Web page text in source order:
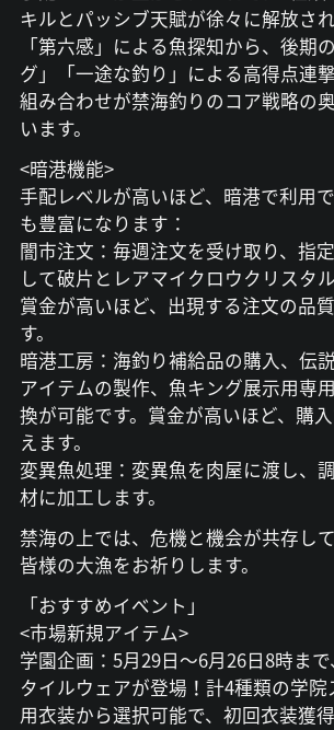
キルとパッシブ天賦が徐々に解放さ
「第六感」による魚探知から、後期
グ」「一途な釣り」による高得点連
組み合わせが禁海釣りのコア戦略の
います。
<暗港機能>
手配レベルが高いほど、暗港で利用
も豊富になります：
闇市注文：毎週注文を受け取り、指
して破片とレアマイクロウクリスタ
賞金が高いほど、出現する注文の品
す。
暗港工房：海釣り補給品の購入、伝
アイテムの製作、魚キング展示用専
換が可能です。賞金が高いほど、購
えます。
変異魚処理：変異魚を肉屋に渡し、
材に加工します。
禁海の上では、危機と機会が共存し
皆様の大漁をお祈りします。
「おすすめイベント」
<市場新規アイテム>
学園企画：5月29日～6月26日8時ま
タイルウェアが登場！計4種類の学院
用衣装から選択可能で、初回衣装獲